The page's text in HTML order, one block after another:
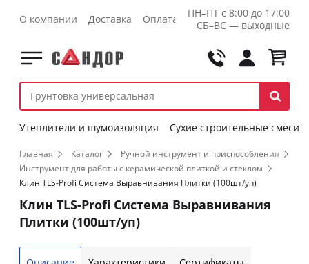
О компании Доставка Оплата Контакты Оптовикам
ПН–ПТ с 8:00 до 17:00
СБ–ВС — выходные
Утеплители и шумоизоляция Сухие строительные смеси
Главная Каталог
Ручной инструмент и приспособления
Инструмент для работы с керамической плиткой и стеклом
Клин TLS-Profi Система Выравнивания Плитки (100шт/уп)
Клин TLS-Profi Система Выравнивания
Плитки (100шт/уп)